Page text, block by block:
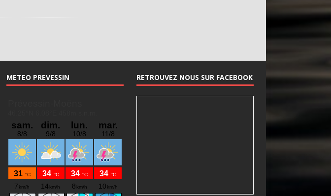
METEO PREVESSIN RETROUVEZ NOUS SUR FACEBOOK